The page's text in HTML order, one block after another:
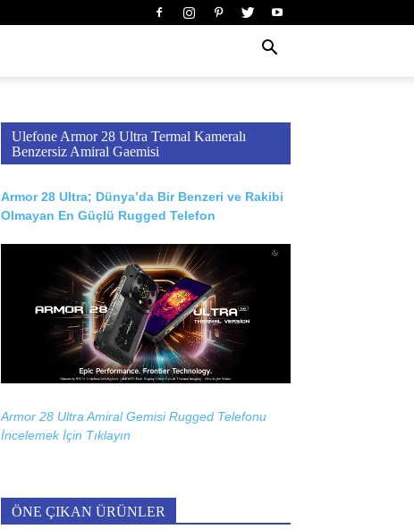
Ulefone Armor 28 Ultra Termal Kameralı
Benzersiz Amiral Gaemisi
Armor 28 Ultra; Dünya’da Bir Benzeri ve Rakibi
Olmayan En Güçlü Rugged Telefon
Armor 28 Ultra Amiral Gemisi Rugged Telefonu
İncelemek İçin Tıklayın
ÖNE ÇIKAN ÜRÜNLER